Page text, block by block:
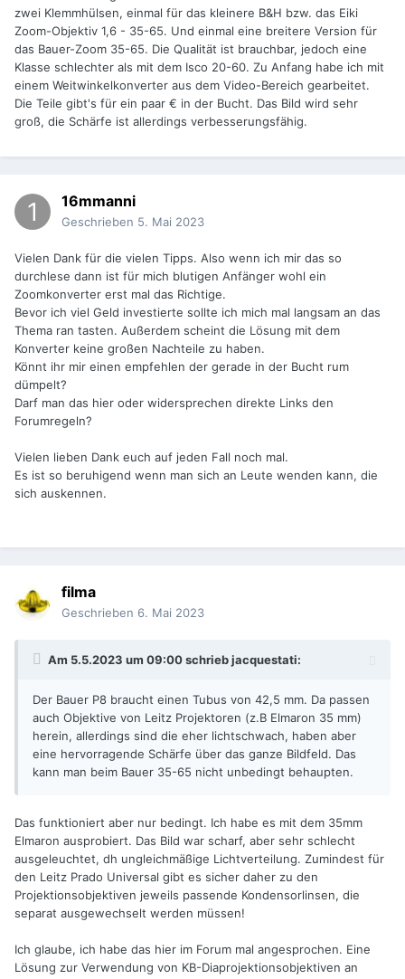
zwei Klemmhülsen, einmal für das kleinere B&H bzw. das Eiki
Zoom-Objektiv 1,6 - 35-65. Und einmal eine breitere Version für
das Bauer-Zoom 35-65. Die Qualität ist brauchbar, jedoch eine
Klasse schlechter als mit dem Isco 20-60. Zu Anfang habe ich mit
einem Weitwinkelkonverter aus dem Video-Bereich gearbeitet.
Die Teile gibt's für ein paar € in der Bucht. Das Bild wird sehr
groß, die Schärfe ist allerdings verbesserungsfähig.
16mmanni
Geschrieben 5. Mai 2023
Vielen Dank für die vielen Tipps. Also wenn ich mir das so
durchlese dann ist für mich blutigen Anfänger wohl ein
Zoomkonverter erst mal das Richtige.
Bevor ich viel Geld investierte sollte ich mich mal langsam an das
Thema ran tasten. Außerdem scheint die Lösung mit dem
Konverter keine großen Nachteile zu haben.
Könnt ihr mir einen empfehlen der gerade in der Bucht rum
dümpelt?
Darf man das hier oder widersprechen direkte Links den
Forumregeln?
Vielen lieben Dank euch auf jeden Fall noch mal.
Es ist so beruhigend wenn man sich an Leute wenden kann, die
sich auskennen.
filma
Geschrieben 6. Mai 2023
Am 5.5.2023 um 09:00 schriebjacquestati:
Der Bauer P8 braucht einen Tubus von 42,5 mm. Da passen
auch Objektive von Leitz Projektoren (z.B Elmaron 35 mm)
herein, allerdings sind die eher lichtschwach, haben aber
eine hervorragende Schärfe über das ganze Bildfeld. Das
kann man beim Bauer 35-65 nicht unbedingt behaupten.
Das funktioniert aber nur bedingt. Ich habe es mit dem 35mm
Elmaron ausprobiert. Das Bild war scharf, aber sehr schlecht
ausgeleuchtet, dh ungleichmäßige Lichtverteilung. Zumindest für
den Leitz Prado Universal gibt es sicher daher zu den
Projektionsobjektiven jeweils passende Kondensorlinsen, die
separat ausgewechselt werden müssen!
Ich glaube, ich habe das hier im Forum mal angesprochen. Eine
Lösung zur Verwendung von KB-Diaprojektionsobjektiven an